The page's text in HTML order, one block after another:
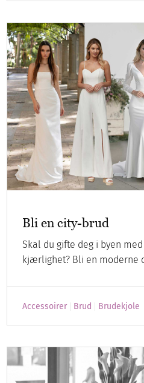
Bli en city-brud
Skal du gifte deg i byen
kjærlighet? Bli en moderne
Accessoirer Brud Brudekjole